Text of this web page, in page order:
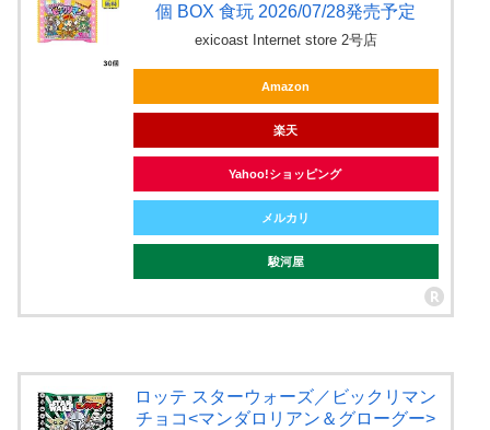
個 BOX 食玩 2026/07/28発売予定
exicoast Internet store 2号店
Amazon
楽天
Yahoo!ショッピング
メルカリ
駿河屋
ロッテ スターウォーズ／ビックリマン
チョコ<マンダロリアン＆グローグー>